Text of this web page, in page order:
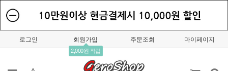
로그인 회원가입
2,000원 적립
주문조회 마이페이지